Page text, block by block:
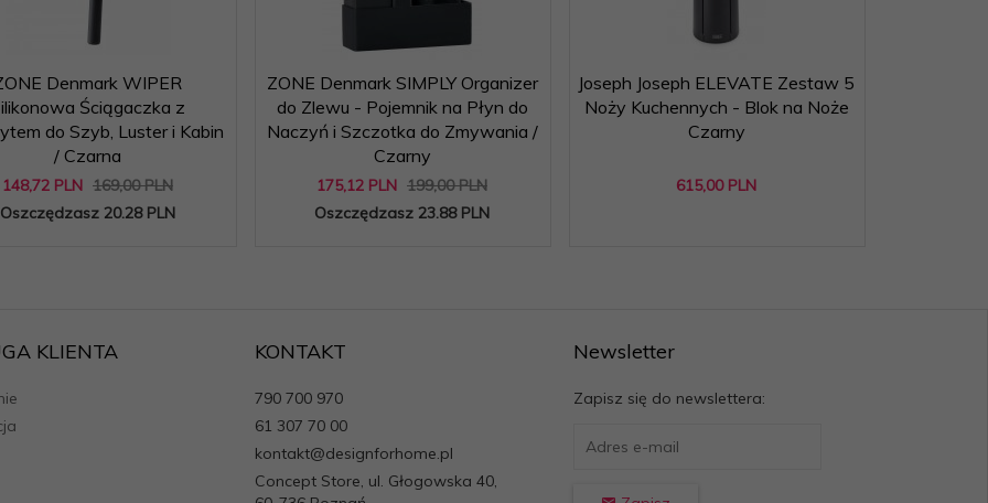
Denmark WIPER
Ściągaczka z
do Szyb, Luster i Kabin
/ Czarna
148,72 PLN 169,00 PLN
Oszczędzasz 20.28 PLN
ZONE Denmark SIMPLY Organizer
do Zlewu - Pojemnik na Płyn do
Naczyń i Szczotka do Zmywania /
Czarny
175,12 PLN 199,00 PLN
Oszczędzasz 23.88 PLN
Joseph Joseph ELEVATE Zestaw 5
Noży Kuchennych - Blok na Noże
Czarny
615,00 PLN
KLIENTA KONTAKT
790 700 970
61 307 70 00
kontakt@designforhome.pl
Concept Store, ul. Głogowska 40,
Newsletter
Zapisz się do newslettera: